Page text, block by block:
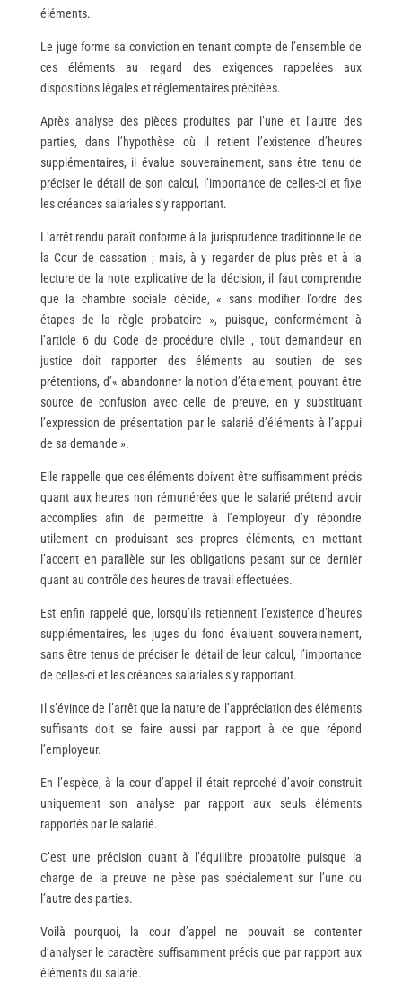
éléments.
Le juge forme sa conviction en tenant compte de l’ensemble de
ces éléments au regard des exigences rappelées aux
dispositions légales et réglementaires précitées.
Après analyse des pièces produites par l’une et l’autre des
parties, dans l’hypothèse où il retient l’existence d’heures
supplémentaires, il évalue souverainement, sans être tenu de
préciser le détail de son calcul, l’importance de celles-ci et fixe
les créances salariales s’y rapportant.
L’arrêt rendu paraît conforme à la jurisprudence traditionnelle de
la Cour de cassation ; mais, à y regarder de plus près et à la
lecture de la note explicative de la décision, il faut comprendre
que la chambre sociale décide, « sans modifier l’ordre des
étapes de la règle probatoire », puisque, conformément à
l’article 6 du Code de procédure civile , tout demandeur en
justice doit rapporter des éléments au soutien de ses
prétentions, d’« abandonner la notion d’étaiement, pouvant être
source de confusion avec celle de preuve, en y substituant
l’expression de présentation par le salarié d’éléments à l’appui
de sa demande ».
Elle rappelle que ces éléments doivent être suffisamment précis
quant aux heures non rémunérées que le salarié prétend avoir
accomplies afin de permettre à l’employeur d’y répondre
utilement en produisant ses propres éléments, en mettant
l’accent en parallèle sur les obligations pesant sur ce dernier
quant au contrôle des heures de travail effectuées.
Est enfin rappelé que, lorsqu’ils retiennent l’existence d’heures
supplémentaires, les juges du fond évaluent souverainement,
sans être tenus de préciser le détail de leur calcul, l’importance
de celles-ci et les créances salariales s’y rapportant.
Il s’évince de l’arrêt que la nature de l’appréciation des éléments
suffisants doit se faire aussi par rapport à ce que répond
l’employeur.
En l’espèce, à la cour d’appel il était reproché d’avoir construit
uniquement son analyse par rapport aux seuls éléments
rapportés par le salarié.
C’est une précision quant à l’équilibre probatoire puisque la
charge de la preuve ne pèse pas spécialement sur l’une ou
l’autre des parties.
Voilà pourquoi, la cour d’appel ne pouvait se contenter
d’analyser le caractère suffisamment précis que par rapport aux
éléments du salarié.